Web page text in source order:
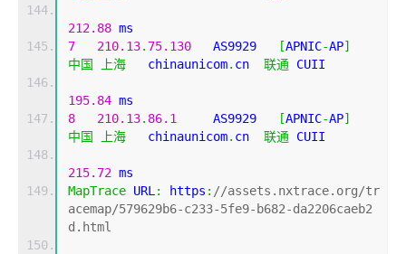
212.88 ms
7
210.13. 75.130
   AS9929
[APNIC-AP]
中国
上海
   chinaunicom
. cn 联通 CUII
195.84 ms
8
210.13. 86.1
     AS9929
[APNIC-AP]
中国
上海
   chinaunicom
. cn 联通 CUII
215.72 ms
MapTrace URL : https : //assets.nxtrace.org/tr
acemap/579629b6-c233-5fe9-b682-da2206caeb2
d.html